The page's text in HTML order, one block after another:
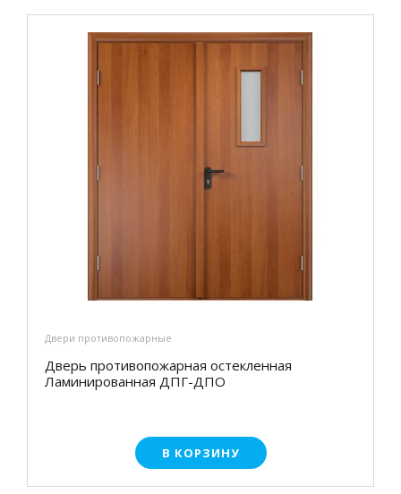
Двери противопожарные
Дверь противопожарная остекленная
Ламинированная ДПГ-ДПО
В КОРЗИНУ